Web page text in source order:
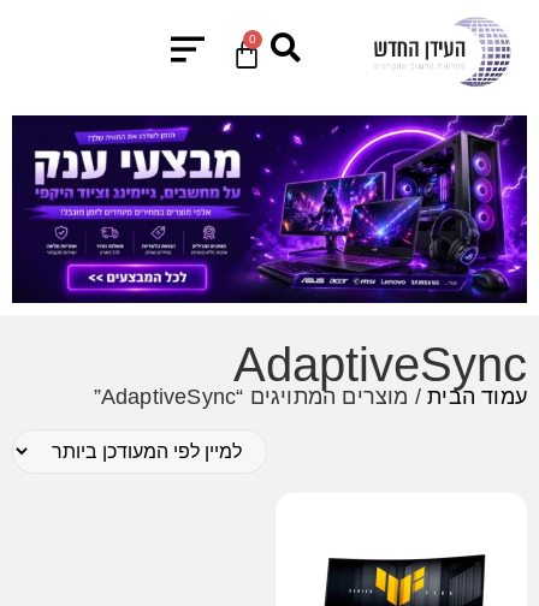
0
AdaptiveSync
עמוד הבית/ מוצרים המתויגים “AdaptiveSync”